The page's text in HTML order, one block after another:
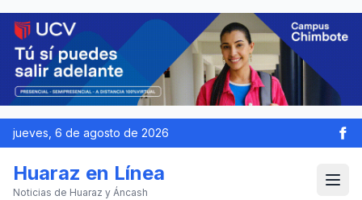
jueves, 6 de agosto de 2026
Huaraz en Línea
Noticias de Huaraz y Áncash